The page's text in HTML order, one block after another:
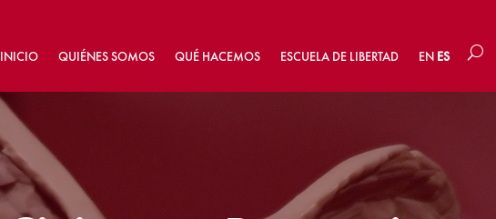
INICIO QUIÉNES SOMOS QUÉ HACEMOS ESCUELA DE LIBERTAD EN ES